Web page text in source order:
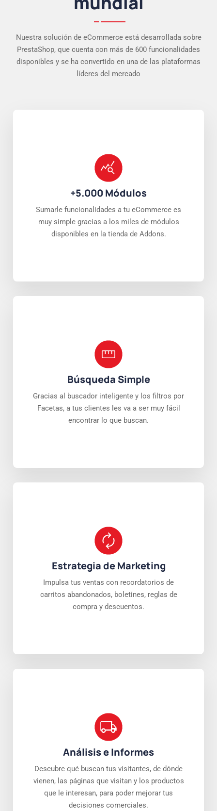
Nuestra solución de eCommerce está desarrollada sobre
PrestaShop, que cuenta con más de 600 funcionalidades
disponibles y se ha convertido en una de las plataformas
líderes del mercado
+5.000 Módulos
Sumarle funcionalidades a tu eCommerce es
muy simple gracias a los miles de módulos
disponibles en la tienda de Addons.
Búsqueda Simple
Gracias al buscador inteligente y los filtros por
Facetas, a tus clientes les va a ser muy fácil
encontrar lo que buscan.
Estrategia de Marketing
Impulsa tus ventas con recordatorios de
carritos abandonados, boletines, reglas de
compra y descuentos.
Análisis e Informes
Descubre qué buscan tus visitantes, de dónde
vienen, las páginas que visitan y los productos
que le interesan, para poder mejorar tus
decisiones comerciales.